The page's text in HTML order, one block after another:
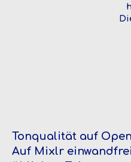
Tonqualität auf
Auf Mixlr